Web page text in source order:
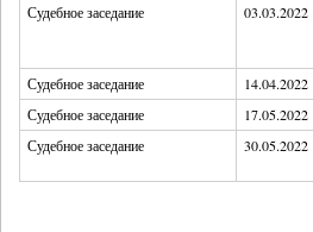
Судебное заседание
03.03.2022
Судебное заседание 14.04.2022
Судебное заседание
17.05.2022
Судебное заседание
30.05.2022